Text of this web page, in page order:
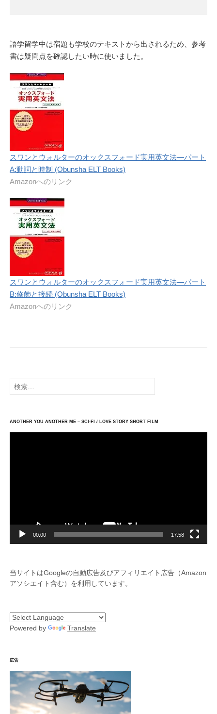
語学留学中は宿題も学校のテキストから出されるため、参考
書は疑問点を確認したい時に使いました。
スワンとウォルターのオックスフォード実用英文法―パート
A:動詞と時制 (Obunsha ELT Books)
Amazonへのリンク
スワンとウォルターのオックスフォード実用英文法―パート
B:修飾と接続 (Obunsha ELT Books)
Amazonへのリンク
検
索:
ANOTHER YOU ANOTHER ME – SCI-FI / LOVE STORY SHORT FILM
00:00 17:58
当サイトはGoogleの自動広告及びアフィリエイト広告（Amazon
アソシエイト含む）を利用しています。
Powered by Translate
広告